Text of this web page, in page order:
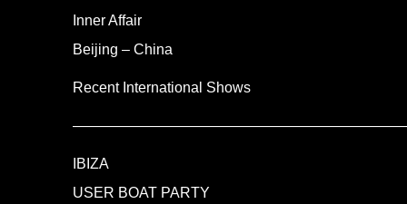
Inner Affair
Beijing – China
Recent International Shows
IBIZA
USER BOAT PARTY